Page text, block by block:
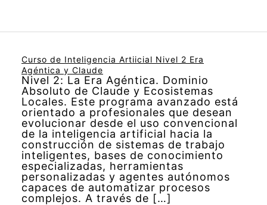
Curso de Inteligencia Artiicial Nivel 2 Era
Agéntica y Claude
Nivel 2: La Era Agéntica. Dominio
Absoluto de Claude y Ecosistemas
Locales. Este programa avanzado está
orientado a profesionales que desean
evolucionar desde el uso convencional
de la inteligencia artificial hacia la
construcción de sistemas de trabajo
inteligentes, bases de conocimiento
especializadas, herramientas
personalizadas y agentes autónomos
capaces de automatizar procesos
complejos. A través de […]